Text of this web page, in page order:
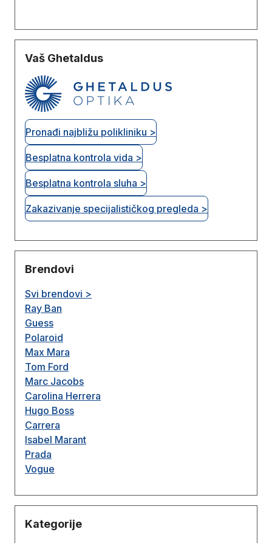
Vaš Ghetaldus
Pronađi najbližu polikliniku >
Besplatna kontrola vida >
Besplatna kontrola sluha >
Zakazivanje specijalističkog pregleda >
Brendovi
Svi brendovi >
Ray Ban
Guess
Polaroid
Max Mara
Tom Ford
Marc Jacobs
Carolina Herrera
Hugo Boss
Carrera
Isabel Marant
Prada
Vogue
Kategorije